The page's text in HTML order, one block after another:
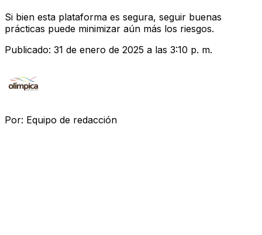
Si bien esta plataforma es segura, seguir buenas
prácticas puede minimizar aún más los riesgos.
Publicado: 31 de enero de 2025 a las 3:10 p. m.
Por: Equipo de redacción